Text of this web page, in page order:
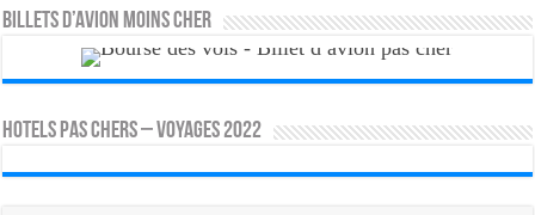
Billets d’avion moins cher
HOTELS PAS CHERS – VOYAGES 2022